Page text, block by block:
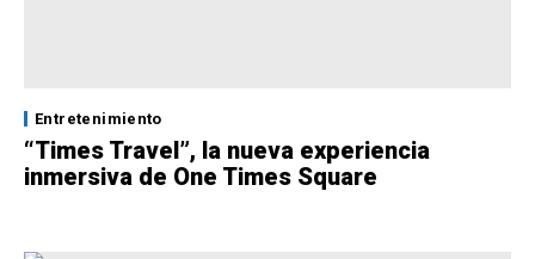
Entretenimiento
“Times Travel”, la nueva experiencia
inmersiva de One Times Square